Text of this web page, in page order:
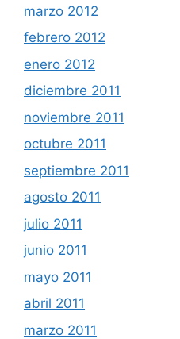
marzo 2012
febrero 2012
enero 2012
diciembre 2011
noviembre 2011
octubre 2011
septiembre 2011
agosto 2011
julio 2011
junio 2011
mayo 2011
abril 2011
marzo 2011